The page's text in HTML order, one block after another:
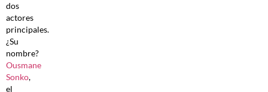
dos
actores
principales.
¿Su
nombre?
Ousmane
Sonko,
el